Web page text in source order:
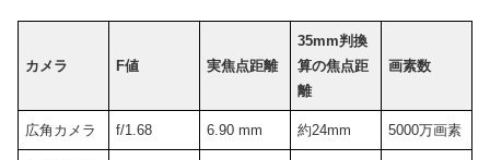
カメラ F値 実焦点距離
35mm判換
算の焦点距
離
画素数
広角カメラ f/1.68 6.90 mm 約24mm 5000万画素